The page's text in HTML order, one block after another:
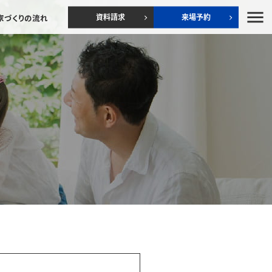
づくりの流れ 資料請求 来場予約 menu